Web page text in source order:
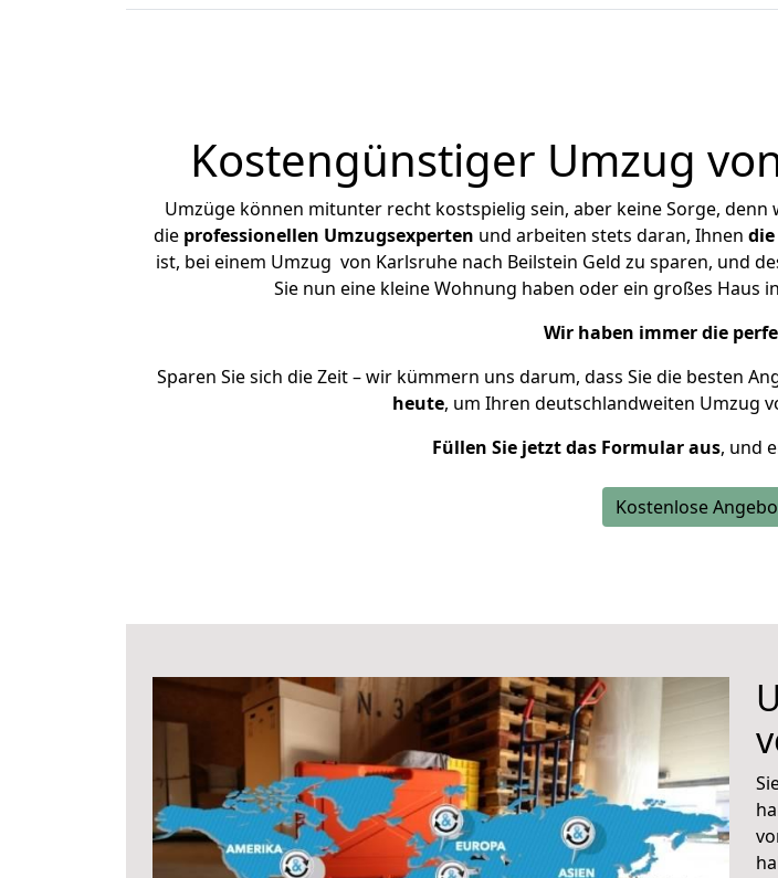
Kostengünstiger Umzug
Umzüge können mitunter recht kostspielig sein, aber keine Sorge, denn
die professionellen Umzugsexperten und arbeiten stets daran, Ihnen
ist, bei einem Umzug von Karlsruhe nach Beilstein Geld zu sparen, und
Sie nun eine kleine Wohnung haben oder ein großes Haus
Wir haben immer die
Sparen Sie sich die Zeit – wir kümmern uns darum, dass Sie die besten
heute, um Ihren deutschlandweiten Umzug
Füllen Sie jetzt das Formular aus, und
Kostenlose